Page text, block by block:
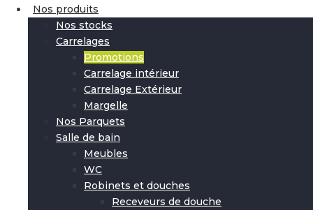
Nos produits
Nos stocks
Carrelages
Promotions
Carrelage intérieur
Carrelage Extérieur
Margelle
Nos Parquets
Salle de bain
Meubles
WC
Robinets et douches
Receveurs de douche